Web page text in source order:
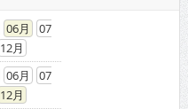
06
07
12
06
07
12